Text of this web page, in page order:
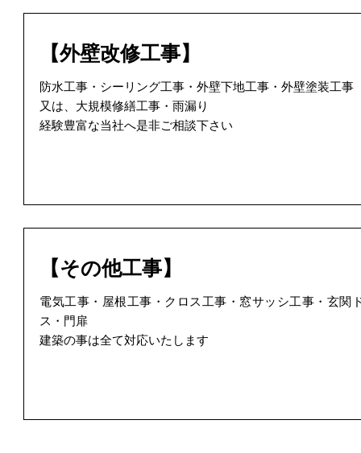
【外壁改修工事】
防水工事・シーリング工事・外壁下地工事・外壁塗装工事
又は、大規模修繕工事・雨漏り
経験豊富な当社へ是非ご相談下さい
【その他工事】
電気工事・屋根工事・クロス工事・窓サッシ工事・玄関
ス・門扉
建築の事は全て対応いたします